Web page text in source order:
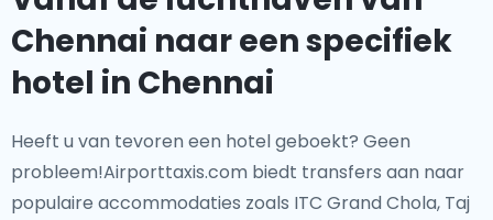
Chennai naar een specifiek
hotel in Chennai
Heeft u van tevoren een hotel geboekt? Geen
probleem!Airporttaxis.com biedt transfers aan naar
populaire accommodaties zoals ITC Grand Chola, Taj